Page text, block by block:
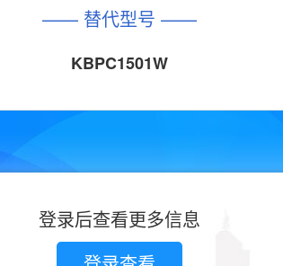
—— 替代型号 ——
KBPC1501W
登录后查看更多信息